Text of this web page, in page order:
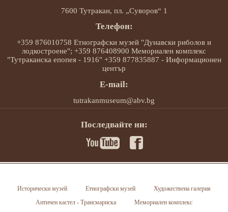
7600 Тутракан, пл. „Суворов“ 1
Телефон:
+359 876010758 Етнографски музей "Дунавски риболов и
лодкостроене"; +359 876408900 Мемориален комплекс
"Тутраканска епопея - 1916" +359 877835887 - Информационен
център
E-mail:
tutrakanmuseum@abv.bg
Последвайте ни:
Исторически музей Етнографски музей
Художествена галерия
Античен кастел - Трансмариска
Мемориален комплекс